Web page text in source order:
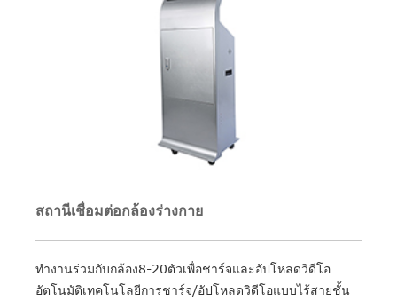
สถานีเชื่อมต่อกล้องร่างกาย
ทำงานร่วมกับกล้อง8-20ตัวเพื่อชาร์จและอัปโหลดวิดีโอ
อัตโนมัติเทคโนโลยีการชาร์จ/อัปโหลดวิดีโอแบบไร้สายชั้น